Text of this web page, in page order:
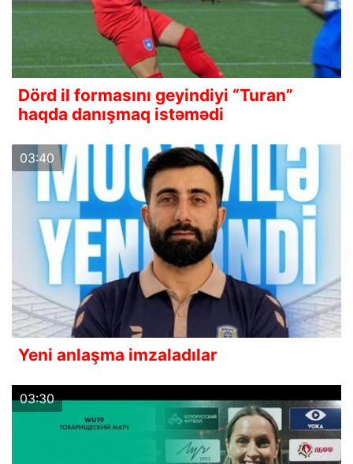
Dörd il formasını geyindiyi “Turan”
haqda danışmaq istəmədi
03:40
Yeni anlaşma imzaladılar
03:30